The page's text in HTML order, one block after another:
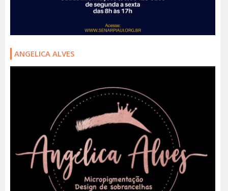
ANGELICA ALVES